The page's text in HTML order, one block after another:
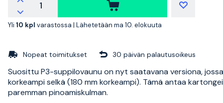
Yli 10 kpl varastossa | Lähetetään ma 10. elokuuta
Nopeat toimitukset 30 päivän palautusoikeus
Suosittu P3-suppilovaunu on nyt saatavana versiona,
korkeampi selkä (180 mm korkeampi). Tämä antaa
paremman pinoamiskulman.